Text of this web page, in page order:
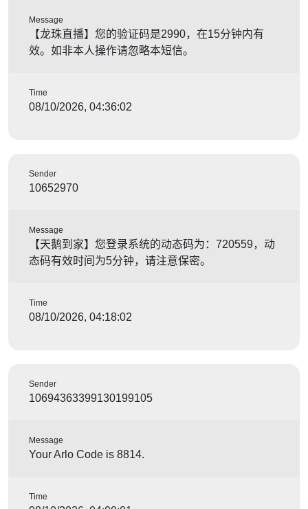
Message
【龙珠直播】您的验证码是2990，在15分钟内有
效。如非本人操作请忽略本短信。
Time
08/10/2026, 04:36:02
Sender
10652970
Message
【天鹅到家】您登录系统的动态码为：720559，动
态码有效时间为5分钟，请注意保密。
Time
08/10/2026, 04:18:02
Sender
10694363399130199105
Message
Your Arlo Code is 8814.
Time